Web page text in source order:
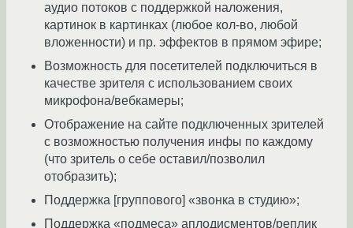
аудио потоков с поддержкой наложения,
картинок в картинках (любое кол-во, любой
вложенности) и пр. эффектов в прямом эфире;
Возможность для посетителей подключиться в
качестве зрителя с использованием своих
микрофона/вебкамеры;
Отображение на сайте подключенных зрителей
с возможностью получения инфы по каждому
(что зритель о себе оставил/позволил
отобразить);
Поддержка [группового] «звонка в студию»;
Поддержка «подмеса» аплодисментов/реплик